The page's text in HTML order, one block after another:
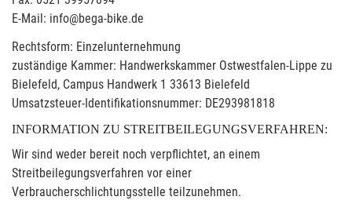
E-Mail: info@bega-bike.de
Rechtsform: Einzelunternehmung
zuständige Kammer: Handwerkskammer Ostwestfalen-Lippe zu
Bielefeld, Campus Handwerk 1 33613 Bielefeld
Umsatzsteuer-Identifikationsnummer: DE293981818
INFORMATION ZU STREITBEILEGUNGSVERFAHREN:
Wir sind weder bereit noch verpflichtet, an einem
Streitbeilegungsverfahren vor einer
Verbraucherschlichtungsstelle teilzunehmen.